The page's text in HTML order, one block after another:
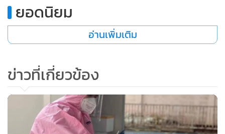
อินโดจีน
• กองทุนรวม
• Celeb Online
• ญี่ปุ่น
• News1
Gotomanager
ยอดนิยม
อ่านเพิ่มเติม
ข่าวที่เกี่ยวข้อง